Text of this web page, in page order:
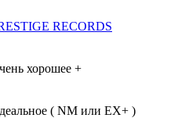
RECORDS
хорошее +
( NM или EX+ )